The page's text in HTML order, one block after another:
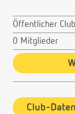
Öffentlicher Club
0 Mitglieder
Club-Daten